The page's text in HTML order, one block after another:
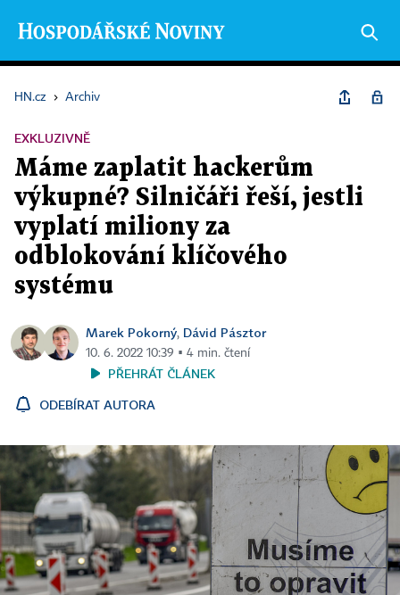
HN.cz › Archiv
EXKLUZIVNĚ
Máme zaplatit hackerům
výkupné? Silničáři řeší, jestli
vyplatí miliony za
odblokování klíčového
systému
Marek Pokorný, Dávid Pásztor
10. 6. 2022 10:39 ▪ 4 min. čtení
PŘEHRÁT ČLÁNEK
ODEBÍRAT AUTORA